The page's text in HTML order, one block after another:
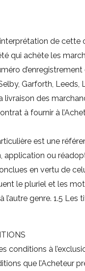
de
qui achète les
Garforth, Leeds,
livraison des
à fournir à
est une
application ou
en vertu de
le pluriel et les
genre. 1.5
conditions à
que l’Acheteur